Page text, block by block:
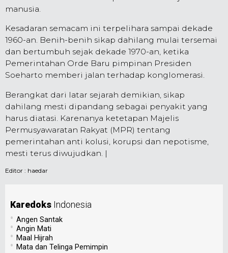
manusia.
Kesadaran semacam ini terpelihara sampai dekade
1960-an. Benih-benih sikap dahilang mulai tersemai
dan bertumbuh sejak dekade 1970-an, ketika
Pemerintahan Orde Baru pimpinan Presiden
Soeharto memberi jalan terhadap konglomerasi.
Berangkat dari latar sejarah demikian, sikap
dahilang mesti dipandang sebagai penyakit yang
harus diatasi. Karenanya ketetapan Majelis
Permusyawaratan Rakyat (MPR) tentang
pemerintahan anti kolusi, korupsi dan nepotisme,
mesti terus diwujudkan. |
Editor : haedar
Karedoks Indonesia
• Angen Santak
• Angin Mati
• Maal Hijrah
• Mata dan Telinga Pemimpin